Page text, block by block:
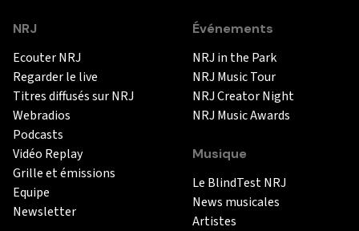
NRJ
Ecouter NRJ
Regarder le live
Titres diffusés sur NRJ
Webradios
Podcasts
Vidéo Replay
Grille et émissions
Equipe
Newsletter
Événements
NRJ in the Park
NRJ Music Tour
NRJ Creator Night
NRJ Music Awards
Musique
Le BlindTest NRJ
News musicales
Artistes